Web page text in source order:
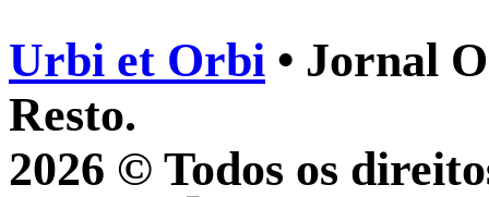
Urbi et Orbi • Jornal
Resto.
2026 © Todos os